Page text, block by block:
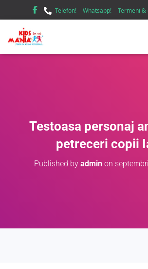
Telefon! Whatsapp! Termeni &
Testoasa personaj
petreceri copii
Published by adminon